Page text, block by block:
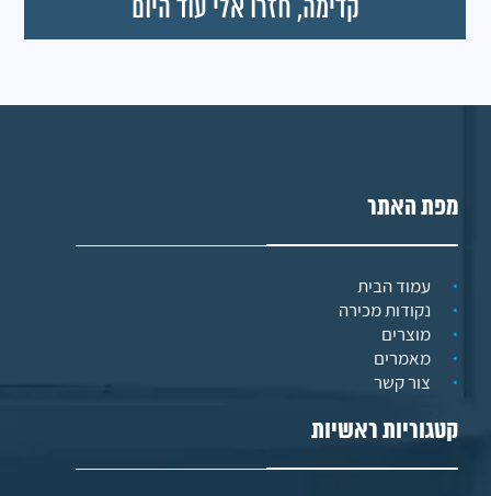
מפת האתר
עמוד הבית
נקודות מכירה
מוצרים
מאמרים
צור קשר
קטגוריות ראשיות